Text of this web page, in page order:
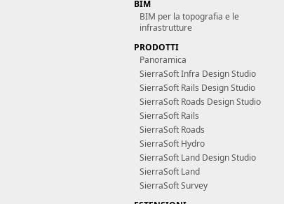
BIM
BIM per la topografia e le
infrastrutture
PRODOTTI
Panoramica
SierraSoft Infra Design Studio
SierraSoft Rails Design Studio
SierraSoft Roads Design Studio
SierraSoft Rails
SierraSoft Roads
SierraSoft Hydro
SierraSoft Land Design Studio
SierraSoft Land
SierraSoft Survey